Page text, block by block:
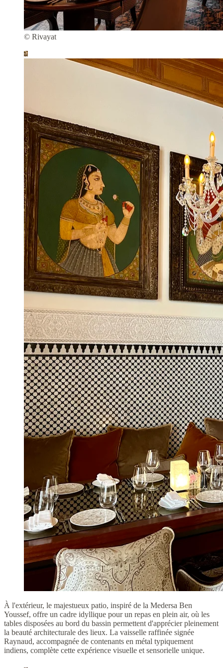
© Rivayat
À l'extérieur, le majestueux patio, inspiré de la Medersa Ben
Youssef, offre un cadre idyllique pour un repas en plein air, où les
tables disposées au bord du bassin permettent d'apprécier pleinement
la beauté architecturale des lieux. La vaisselle raffinée signée
Raynaud, accompagnée de contenants en métal typiquement
indiens, complète cette expérience visuelle et sensorielle unique.